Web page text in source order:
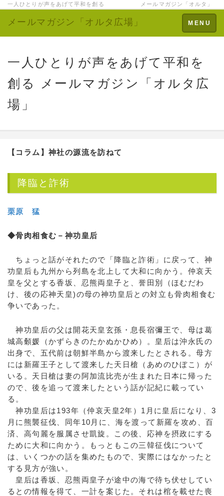
一人ひとりが声をあげて平和を創る メールマガジン「オルタ」
Toggle
navigation
MENU
メールマガジン「オルタ広場」
一人ひとりが声をあげて平和を
創る メールマガジン「オルタ広
場」
【コラム】神社の源流を訪ねて
降臨と詐術
栗原 猛
◆骨肉相食む－神功皇后
ちょっと話がそれたので「降臨と詐術」に戻って、神
功皇后も九州から列島を北上して大和に向かう。仲哀天
皇を父とする香坂、忍熊両皇子と、誉田別（ほむだわ
け、後の応神天皇)の母の神功皇后との対立も骨肉相食む
争いであった。
神功皇后の父は開花天皇玄孫・息長宿彌王で、母は葛
城高顙媛（かずらきのたかぬかひめ）。皇后は沖永氏の
出身で、五代前は朝鮮半島から渡来したとされる。母方
には新羅王子として渡来した天日槍（あめのひぼこ）が
いる。天日槍は妻の阿加流比売が生まれた日本に帰った
ので、後を追って渡来したという話が記紀に載ってい
る。
神功皇后は193年（仲哀天皇2年）1月に皇后になり、3
月に熊襲征伐、同年10月に、海を渡って新羅を攻め、百
済、高句麗を服属させ凱旋。この後、応神を摂政にする
ために大和に向かう。もっともこの三韓征伐について
は、いくつかの話を集めたもので、実際にはなかったと
する見方が強い。
皇后は香坂、忍熊両皇子が途中の海で待ち伏せしてい
るとの情報を得て、一計を案じた。それは棺を載せた喪